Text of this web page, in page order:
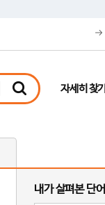
자세히 찾기
내가 살펴본 단어